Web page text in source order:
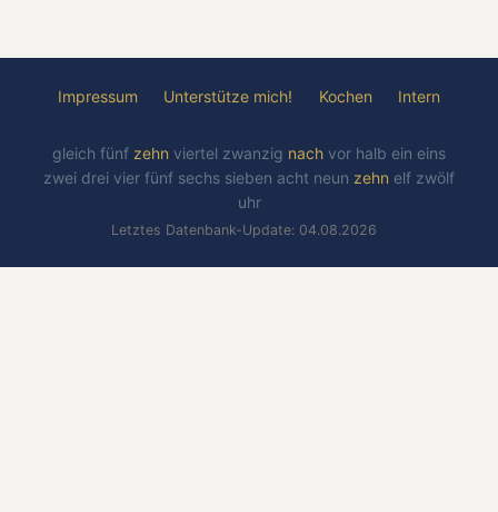
Impressum Unterstütze mich! Kochen Intern
gleich fünf zehn viertel zwanzig nach vor halb ein eins
zwei drei vier fünf sechs sieben acht neun zehn elf zwölf
uhr
Letztes Datenbank-Update: 04.08.2026